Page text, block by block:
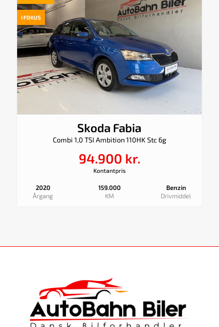
I FOKUS
Skoda Fabia
Combi 1,0 TSI Ambition 110HK Stc 6g
94.900 kr.
Kontantpris
2020
Årgang
159.000
KM
Benzin
Drivmiddel